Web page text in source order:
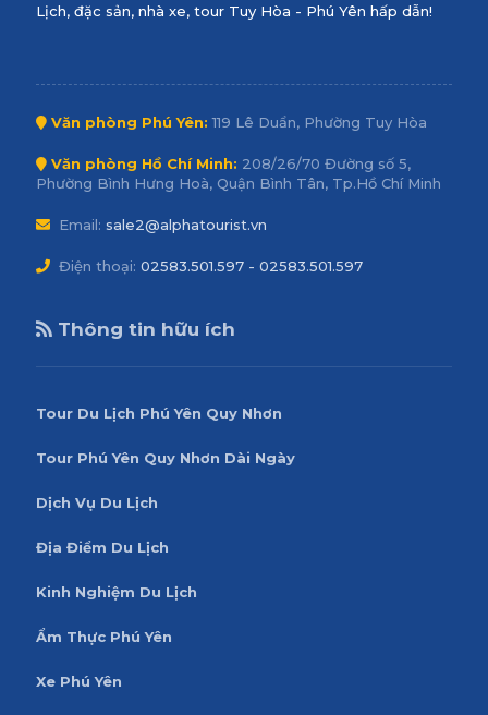
Lịch, đặc sản, nhà xe, tour Tuy Hòa - Phú Yên hấp dẫn!
Văn phòng Phú Yên: 119 Lê Duẩn, Phường Tuy Hòa
Văn phòng Hồ Chí Minh: 208/26/70 Đường số 5,
Phường Bình Hưng Hoà, Quận Bình Tân, Tp.Hồ Chí Minh
Email: sale2@alphatourist.vn
Điện thoại: 02583.501.597 - 02583.501.597
Thông tin hữu ích
Tour Du Lịch Phú Yên Quy Nhơn
Tour Phú Yên Quy Nhơn Dài Ngày
Dịch Vụ Du Lịch
Địa Điểm Du Lịch
Kinh Nghiệm Du Lịch
Ẩm Thực Phú Yên
Xe Phú Yên